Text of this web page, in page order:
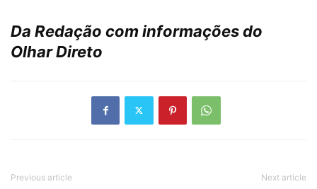
Da Redação com informações do
Olhar Direto
Previous article Next article